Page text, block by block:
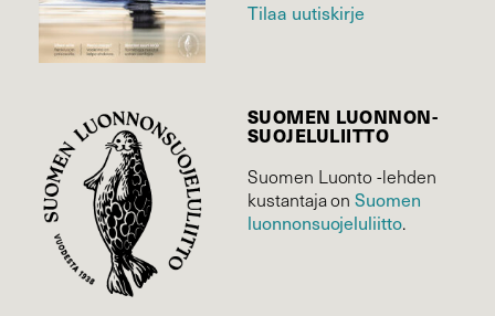
Tilaa uutiskirje
SUOMEN LUONNON­
SUOJELU­LIITTO
Suomen Luonto -lehden
kustantaja onSuomen
luonnonsuojelu­liitto.